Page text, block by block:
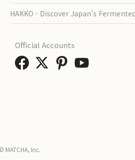
HAKKO - Discover Japan’s
Official Accounts
MATCHA, Inc.